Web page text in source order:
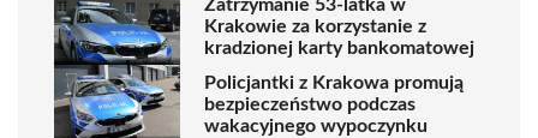
Zatrzymanie 53-latka w
Krakowie za korzystanie z
kradzionej karty bankomatowej
Policjantki z Krakowa promują
bezpieczeństwo podczas
wakacyjnego wypoczynku